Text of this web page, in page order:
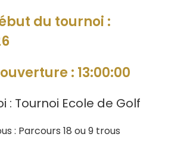
du tournoi :
: 13:00:00
: Tournoi Ecole de Golf
: Parcours 18 ou 9 trous